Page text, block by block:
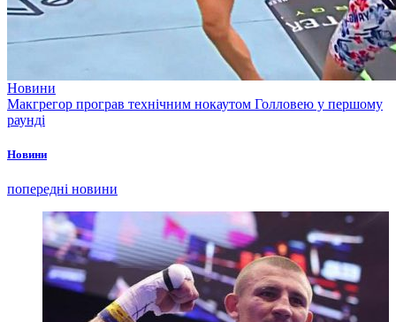
Новини
Макгрегор програв технічним нокаутом Голловею у першому
раунді
Новини
попередні новини